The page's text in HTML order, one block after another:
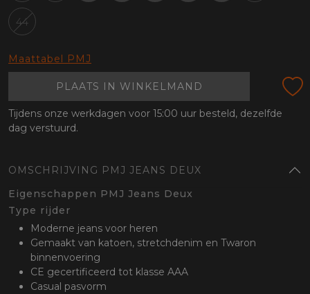
44
Maattabel PMJ
PLAATS IN WINKELMAND
Tijdens onze werkdagen voor 15:00 uur besteld, dezelfde
dag verstuurd.
OMSCHRIJVING PMJ JEANS DEUX
Eigenschappen PMJ Jeans Deux
Type rijder
Moderne jeans voor heren
Gemaakt van katoen, stretchdenim en Twaron
binnenvoering
CE gecertificeerd tot klasse AAA
Casual pasvorm